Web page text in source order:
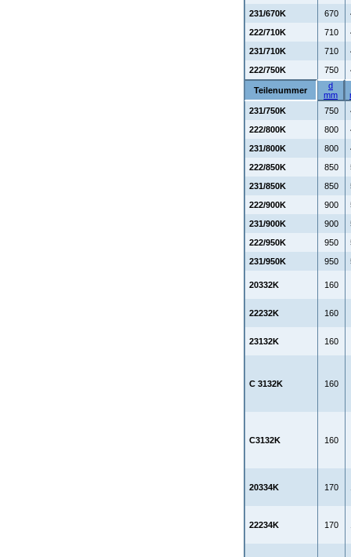
231/670K
670
222/710K
710
231/710K
710
222/750K
750
Teilenummer
d
mm
231/750K
750
222/800K
800
231/800K
800
222/850K
850
231/850K
850
222/900K
900
231/900K
900
222/950K
950
231/950K
950
20332K 160
22232K 160
23132K 160
C 3132K 160
C3132K 160
20334K 170
22234K 170